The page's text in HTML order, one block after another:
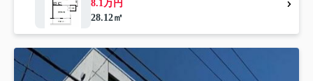
8.1万円
28.12㎡